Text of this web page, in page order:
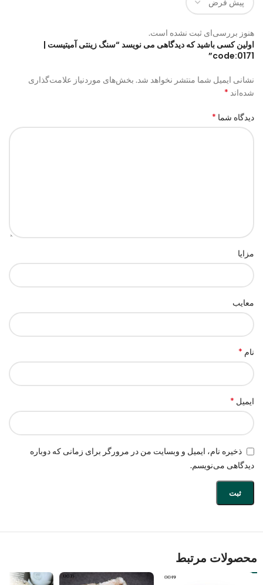
هنوز بررسی‌ای ثبت نشده است.
اولین کسی باشید که دیدگاهی می نویسد “سنگ زینتی آمیتیست |
code:0171”
نشانی ایمیل شما منتشر نخواهد شد. بخش‌های موردنیاز علامت‌گذاری
شده‌اند *
دیدگاه شما *
مزایا
معایب
نام *
ایمیل *
ذخیره نام، ایمیل و وبسایت من در مرورگر برای زمانی که دوباره
دیدگاهی می‌نویسم.
محصولات مرتبط